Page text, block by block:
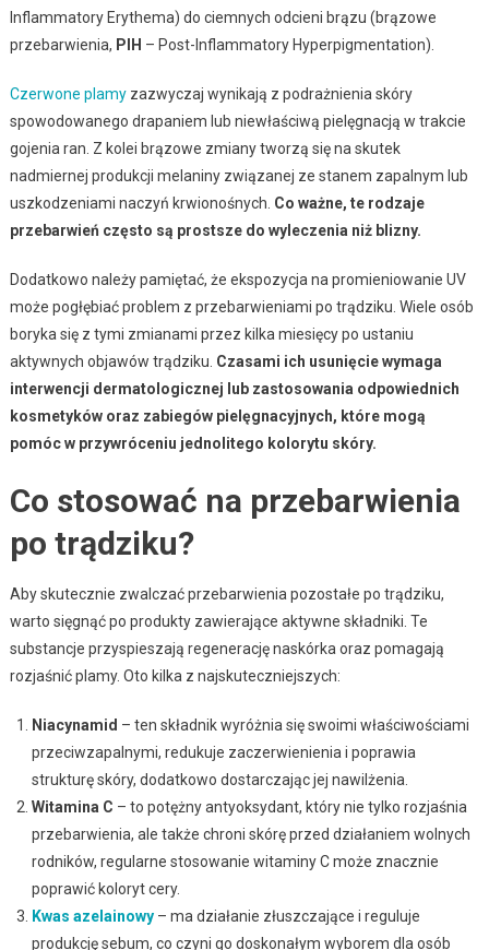
Inflammatory Erythema) do ciemnych odcieni brązu (brązowe
przebarwienia, PIH – Post-Inflammatory Hyperpigmentation).
Czerwone plamyzazwyczaj wynikają z podrażnienia skóry
spowodowanego drapaniem lub niewłaściwą pielęgnacją w trakcie
gojenia ran. Z kolei brązowe zmiany tworzą się na skutek
nadmiernej produkcji melaniny związanej ze stanem zapalnym lub
uszkodzeniami naczyń krwionośnych. Co ważne, te rodzaje
przebarwień często są prostsze do wyleczenia niż blizny.
Dodatkowo należy pamiętać, że ekspozycja na promieniowanie UV
może pogłębiać problem z przebarwieniami po trądziku. Wiele osób
boryka się z tymi zmianami przez kilka miesięcy po ustaniu
aktywnych objawów trądziku. Czasami ich usunięcie wymaga
interwencji dermatologicznej lub zastosowania odpowiednich
kosmetyków oraz zabiegów pielęgnacyjnych, które mogą
pomóc w przywróceniu jednolitego kolorytu skóry.
Co stosować na przebarwienia
po trądziku?
Aby skutecznie zwalczać przebarwienia pozostałe po trądziku,
warto sięgnąć po produkty zawierające aktywne składniki. Te
substancje przyspieszają regenerację naskórka oraz pomagają
rozjaśnić plamy. Oto kilka z najskuteczniejszych:
Niacynamid – ten składnik wyróżnia się swoimi właściwościami
przeciwzapalnymi, redukuje zaczerwienienia i poprawia
strukturę skóry, dodatkowo dostarczając jej nawilżenia.
Witamina C – to potężny antyoksydant, który nie tylko rozjaśnia
przebarwienia, ale także chroni skórę przed działaniem wolnych
rodników, regularne stosowanie witaminy C może znacznie
poprawić koloryt cery.
Kwas azelainowy– ma działanie złuszczające i reguluje
produkcję sebum, co czyni go doskonałym wyborem dla osób